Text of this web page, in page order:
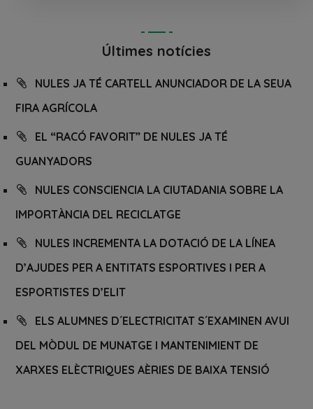
Últimes notícies
NULES JA TÉ CARTELL ANUNCIADOR DE LA SEUA
FIRA AGRÍCOLA
EL “RACÓ FAVORIT” DE NULES JA TÉ
GUANYADORS
NULES CONSCIENCIA LA CIUTADANIA SOBRE LA
IMPORTÀNCIA DEL RECICLATGE
NULES INCREMENTA LA DOTACIÓ DE LA LÍNEA
D’AJUDES PER A ENTITATS ESPORTIVES I PER A
ESPORTISTES D’ELIT
ELS ALUMNES D´ELECTRICITAT S´EXAMINEN AVUI
DEL MÒDUL DE MUNATGE I MANTENIMIENT DE
XARXES ELÈCTRIQUES AÈRIES DE BAIXA TENSIÓ